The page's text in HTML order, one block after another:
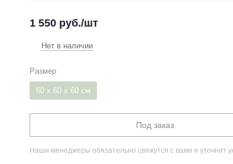
1 550 руб./шт
Нет в наличии
Размер
60 x 60 x 60 см
Под заказ
Наши менеджеры обязательно свяжутся с вами и уточнят